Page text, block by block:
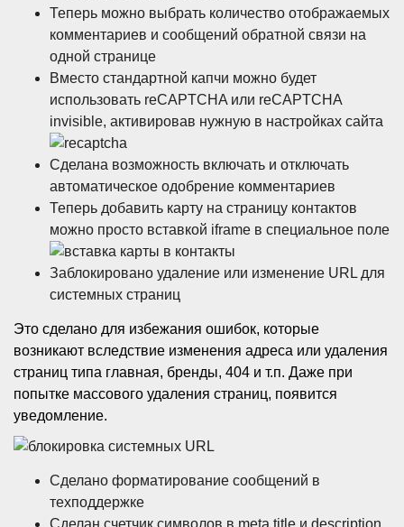
Теперь можно выбрать количество отображаемых
комментариев и сообщений обратной связи на
одной странице
Вместо стандартной капчи можно будет
использовать reCAPTCHA или reCAPTCHA
invisible, активировав нужную в настройках сайта
Сделана возможность включать и отключать
автоматическое одобрение комментариев
Теперь добавить карту на страницу контактов
можно просто вставкой iframe в специальное поле
Заблокировано удаление или изменение URL для
системных страниц
Это сделано для избежания ошибок, которые
возникают вследствие изменения адреса или удаления
страниц типа главная, бренды, 404 и т.п. Даже при
попытке массового удаления страниц, появится
уведомление.
Сделано форматирование сообщений в
техподдержке
Сделан счетчик символов в meta title и description